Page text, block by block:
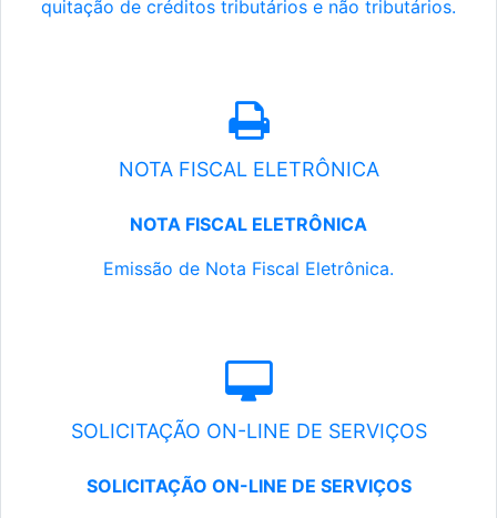
quitação de créditos tributários e não tributários.
NOTA FISCAL ELETRÔNICA
NOTA FISCAL ELETRÔNICA
Emissão de Nota Fiscal Eletrônica.
SOLICITAÇÃO ON-LINE DE SERVIÇOS
SOLICITAÇÃO ON-LINE DE SERVIÇOS